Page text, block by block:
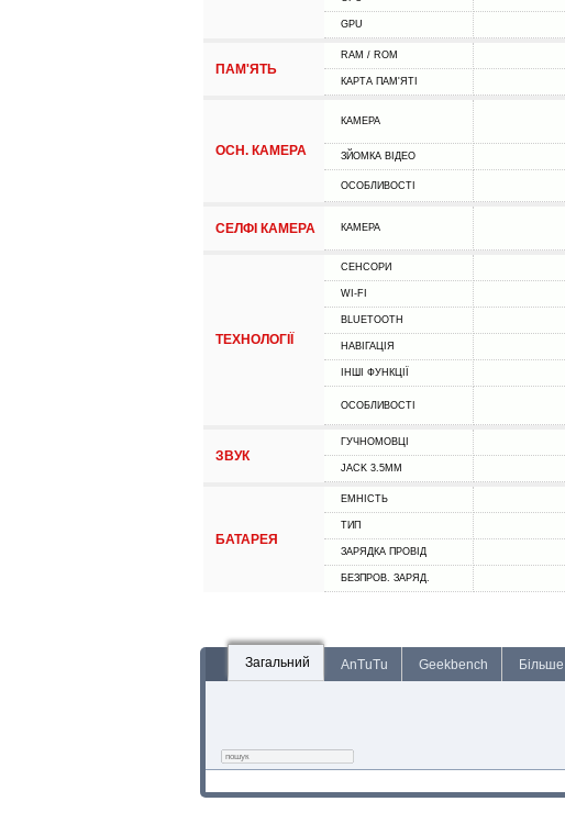
GPU
ПАМ'ЯТЬ
RAM / ROM
КАРТА ПАМ'ЯТІ
ОСН. КАМЕРА
КАМЕРА
ЗЙОМКА ВІДЕО
ОСОБЛИВОСТІ
СЕЛФІ КАМЕРА КАМЕРА
ТЕХНОЛОГІЇ
СЕНСОРИ
WI-FI
BLUETOOTH
НАВІГАЦІЯ
ІНШІ ФУНКЦІЇ
ОСОБЛИВОСТІ
ЗВУК
ГУЧНОМОВЦІ
JACK 3.5MM
БАТАРЕЯ
ЕМНІСТЬ
ТИП
ЗАРЯДКА ПРОВІД
БЕЗПРОВ. ЗАРЯД.
Загальний AnTuTu Geekbench